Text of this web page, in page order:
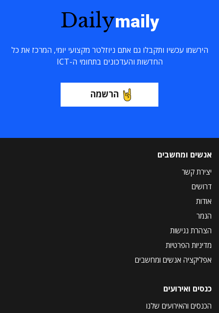
Dailymaily
הירשמו עכשיו ותקבלו גם אתם ניוזלטר מקצועי יומי, המרכז את כל
החדשות והעדכונים בתחומי ה-ICT
הרשמה
אנשים ומחשבים
יצירת קשר
דרושים
אודות
הנמר
הצהרת נגישות
מדיניות הפרטיות
אפליקציה אנשים ומחשבים
כנסים ואירועים
הכנסים והאירועים שלנו